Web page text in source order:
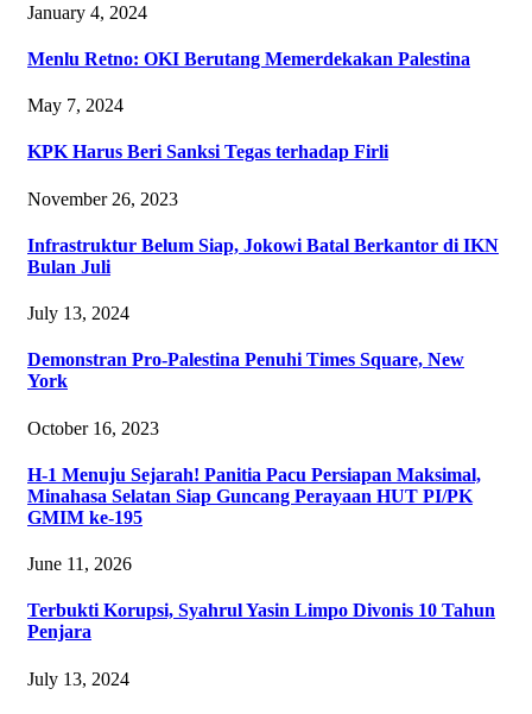
January 4, 2024
Menlu Retno: OKI Berutang Memerdekakan Palestina
May 7, 2024
KPK Harus Beri Sanksi Tegas terhadap Firli
November 26, 2023
Infrastruktur Belum Siap, Jokowi Batal Berkantor di IKN
Bulan Juli
July 13, 2024
Demonstran Pro-Palestina Penuhi Times Square, New
York
October 16, 2023
H-1 Menuju Sejarah! Panitia Pacu Persiapan Maksimal,
Minahasa Selatan Siap Guncang Perayaan HUT PI/PK
GMIM ke-195‎‎
June 11, 2026
Terbukti Korupsi, Syahrul Yasin Limpo Divonis 10 Tahun
Penjara
July 13, 2024